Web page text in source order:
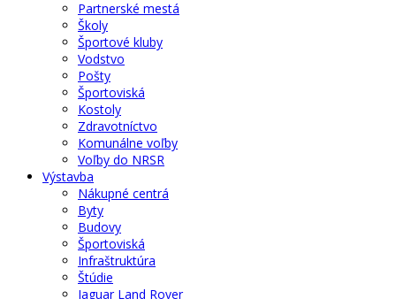
Partnerské mestá
Školy
Športové kluby
Vodstvo
Pošty
Športoviská
Kostoly
Zdravotníctvo
Komunálne voľby
Voľby do NRSR
Výstavba
Nákupné centrá
Byty
Budovy
Športoviská
Infraštruktúra
Štúdie
Jaguar Land Rover